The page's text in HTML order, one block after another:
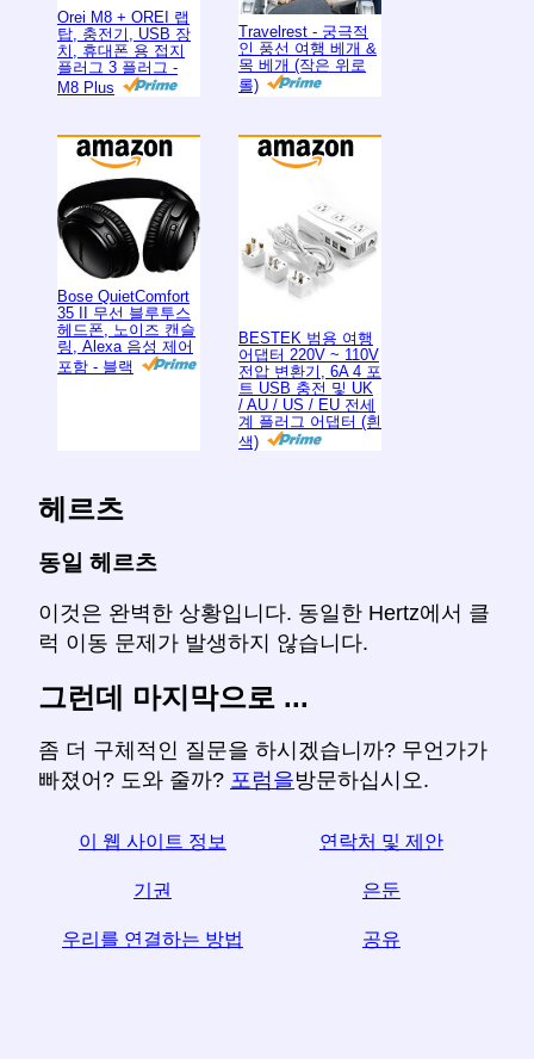
Orei M8 + OREI 랩
탑, 충전기, USB 장
치, 휴대폰 용 접지
플러그 3 플러그 -
M8 Plus
Travelrest - 궁극적
인 풍선 여행 베개 &
목 베개 (작은 위로
롤)
Bose QuietComfort
35 II 무선 블루투스
헤드폰, 노이즈 캔슬
링, Alexa 음성 제어
포함 - 블랙
BESTEK 범용 여행
어댑터 220V ~ 110V
전압 변환기, 6A 4 포
트 USB 충전 및 UK
/ AU / US / EU 전세
계 플러그 어댑터 (흰
색)
헤르츠
동일 헤르츠
이것은 완벽한 상황입니다. 동일한 Hertz에서 클
럭 이동 문제가 발생하지 않습니다.
그런데 마지막으로 ...
좀 더 구체적인 질문을 하시겠습니까? 무언가가
빠졌어? 도와 줄까? 포럼을방문하십시오.
이 웹 사이트 정보 연락처 및 제안
기권 은둔
우리를 연결하는 방법 공유